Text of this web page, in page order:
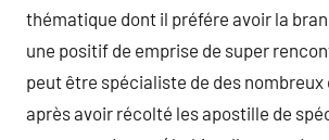
thématique dont il préfére avoir la
une positif de emprise de super
peut être spécialiste de des nombreux
après avoir récolté les apostille de